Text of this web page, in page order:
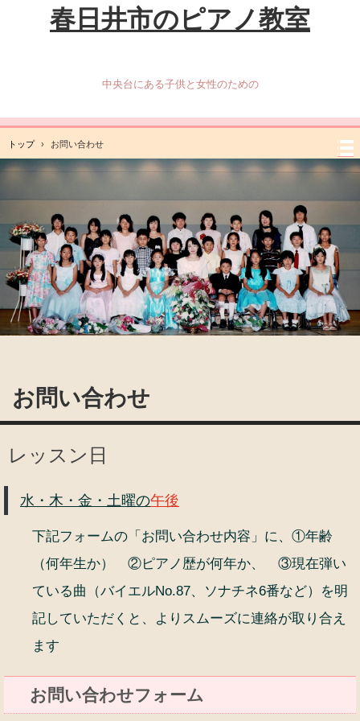
春日井市のピアノ教室
中央台にある子供と女性のための
トップ › お問い合わせ
お問い合わせ
レッスン日
水・木・金・土曜の午後
下記フォームの「お問い合わせ内容」に、①年齢
（何年生か） ②ピアノ歴が何年か、 ③現在弾い
ている曲（バイエルNo.87、ソナチネ6番など）を明
記していただくと、よりスムーズに連絡が取り合え
ます
お問い合わせフォーム